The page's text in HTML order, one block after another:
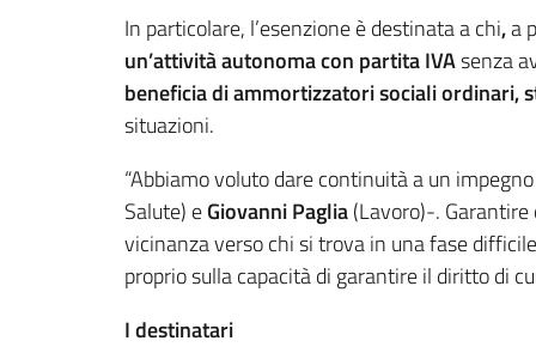
In particolare, l’esenzione è destinata a chi,a
un’attività autonoma con partita IVAsenza
beneficia di ammortizzatori sociali ordinari,
situazioni.
“Abbiamo voluto dare continuità a un
Salute) eGiovanni Paglia(Lavoro)-.
vicinanza verso chi si trova in una fase
proprio sulla capacità di garantire il diritto di
I destinatari